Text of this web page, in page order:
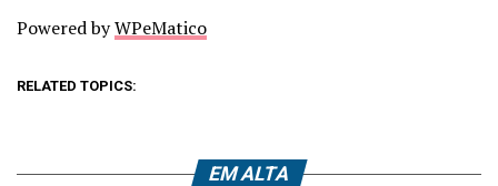
Powered byWPeMatico
RELATED TOPICS:
EM ALTA